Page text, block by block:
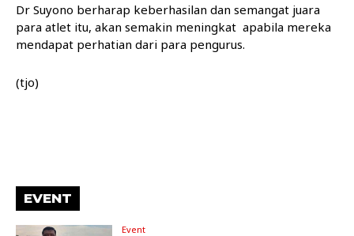
Dr Suyono berharap keberhasilan dan semangat juara
para atlet itu, akan semakin meningkat apabila mereka
mendapat perhatian dari para pengurus.
(tjo)
EVENT
Event